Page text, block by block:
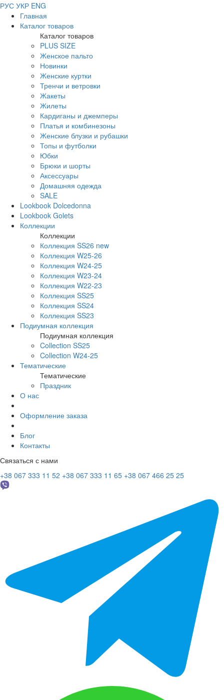
РУС УКР ENG
Главная
Каталог товаров
Каталог товаров
PLUS SIZE
Женское пальто
Новинки
Женские куртки
Тренчи и ветровки
Жакеты
Жилеты
Кардиганы и джемперы
Платья и комбинезоны
Женские блузки и рубашки
Топы и футболки
Юбки
Брюки и шорты
Аксессуары
Домашняя одежда
SALE
Lookbook Dolcedonna
Lookbook Golets
Коллекции
Коллекции
Коллекция SS26 new
Коллекция W25-26
Коллекция W24-25
Коллекция W23-24
Коллекция W22-23
Коллекция SS25
Коллекция SS24
Коллекция SS23
Подиумная коллекция
Подиумная коллекция
Collection SS25
Collection W24-25
Тематические
Тематические
Праздник
О нас
Оформление заказа
Блог
Контакты
Связаться с нами
+38 067 333 11 52 +38 067 333 11 65 +38 067 466 25 25